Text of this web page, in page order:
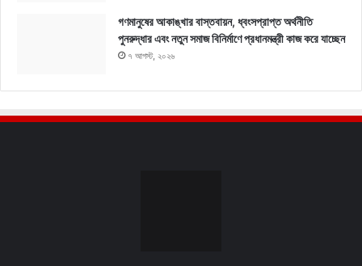
গণমানুষের আকাঙ্খার বাস্তবায়ন, ধ্বংসপ্রাপ্ত অর্থনীতি
পুনরুদ্ধার এবং নতুন সমাজ বিনির্মাণে প্রধানমন্ত্রী কাজ করে যাচ্ছেন
৭ আগস্ট, ২০২৬